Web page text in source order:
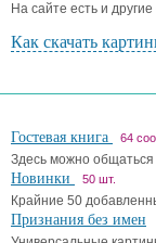
На сайте есть и
Как скачать
Гостевая книга 64
Здесь можно
Новинки 50 шт.
Крайние 50
Признания без имен